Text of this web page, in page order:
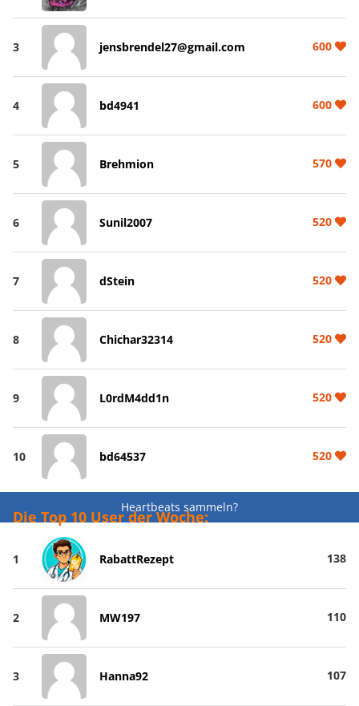
3 jensbrendel27@gmail.com 600
4 bd4941 600
5 Brehmion 570
6 Sunil2007 520
7 dStein 520
8 Chichar32314 520
9 L0rdM4dd1n 520
10 bd64537 520
Heartbeats sammeln?
Die Top 10 User der Woche:
1 RabattRezept 138
2 MW197 110
3 Hanna92 107